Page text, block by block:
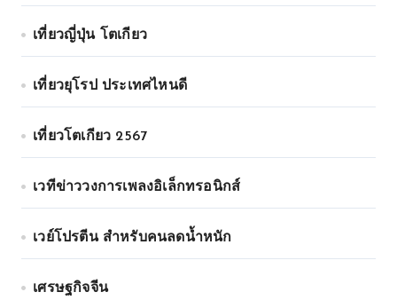
เที่ยวญี่ปุ่น โตเกียว
เที่ยวยุโรป ประเทศไหนดี
เที่ยวโตเกียว 2567
เวทีข่าววงการเพลงอิเล็กทรอนิกส์
เวย์โปรตีน สำหรับคนลดน้ำหนัก
เศรษฐกิจจีน